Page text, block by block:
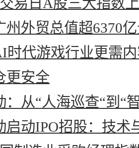
州外贸总值超6370
时代游戏行业更需
更安全
：从“人海巡查“到“
启动IPO招股：技术